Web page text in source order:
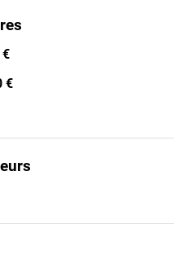
€
€